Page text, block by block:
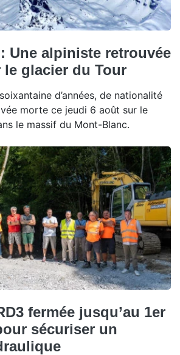
Une alpiniste retrouvée
le glacier du Tour
d’années, de nationalité
morte ce jeudi 6 août sur le
le massif du Mont-Blanc.
fermée jusqu’au 1er
sécuriser un